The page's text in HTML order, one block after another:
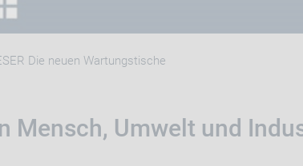
Die neuen Wartungstische
Mensch, Umwelt und